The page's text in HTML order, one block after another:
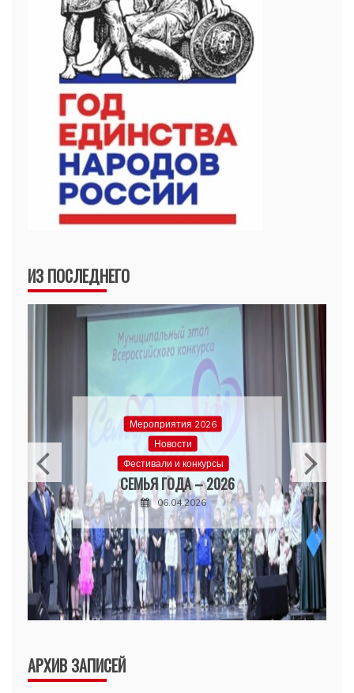
ИЗ ПОСЛЕДНЕГО
Мероприятия 2026
Новости
Фестивали и конкурсы
СЕМЬЯ ГОДА – 2026
06.04.2026
АРХИВ ЗАПИСЕЙ